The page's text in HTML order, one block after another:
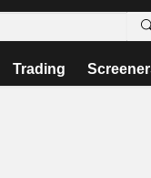
Trading